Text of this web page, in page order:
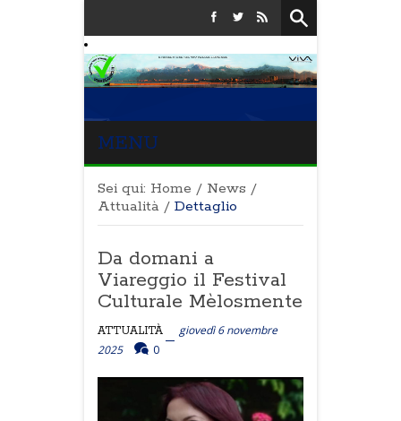
MENU
Sei qui: Home / News /
Attualità / Dettaglio
Da domani a
Viareggio il Festival
Culturale Mèlosmente
ATTUALITÀ
giovedì 6 novembre
2025
0